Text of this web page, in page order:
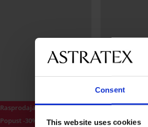
Consent
This website uses cookies
Rasprodaja
Popust -30%
Popust -13%